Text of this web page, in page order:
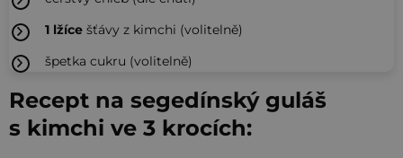
1 lžíce šťávy z kimchi (volitelně)
špetka cukru (volitelně)
Recept na segedínský guláš
s kimchi ve 3 krocích: